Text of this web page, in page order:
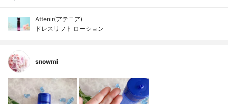
Attenir(アテニア)
ドレスリフト ローション
snowmi